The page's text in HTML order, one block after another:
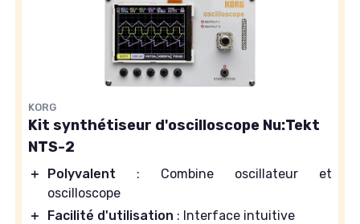
KORG
Kit synthétiseur d'oscilloscope Nu:Tekt
NTS-2
＋ Polyvalent : Combine oscillateur et
oscilloscope
＋
Facilité d'utilisation : Interface intuitive